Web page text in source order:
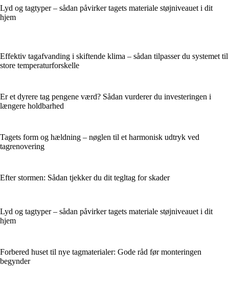
Lyd og tagtyper – sådan påvirker tagets materiale støjniveauet i dit
hjem
Effektiv tagafvanding i skiftende klima – sådan tilpasser du systemet til
store temperaturforskelle
Er et dyrere tag pengene værd? Sådan vurderer du investeringen i
længere holdbarhed
Tagets form og hældning – nøglen til et harmonisk udtryk ved
tagrenovering
Efter stormen: Sådan tjekker du dit tegltag for skader
Lyd og tagtyper – sådan påvirker tagets materiale støjniveauet i dit
hjem
Forbered huset til nye tagmaterialer: Gode råd før monteringen
begynder